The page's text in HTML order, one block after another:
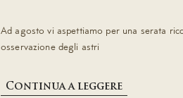
Ad agosto vi aspettiamo per una serata
osservazione degli astri
Continua a leggere